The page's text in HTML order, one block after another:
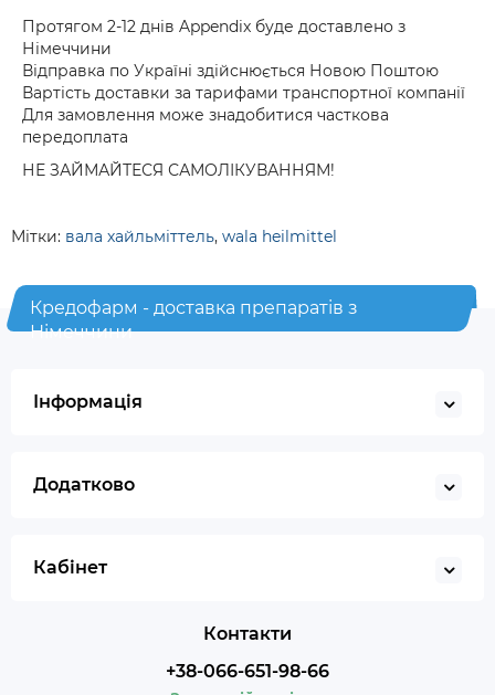
Протягом 2-12 днів Appendix буде доставлено з
Німеччини
Відправка по Україні здійснюється Новою Поштою
Вартість доставки за тарифами транспортної компанії
Для замовлення може знадобитися часткова
передоплата
НЕ ЗАЙМАЙТЕСЯ САМОЛІКУВАННЯМ!
Мітки: вала хайльміттель, wala heilmittel
Кредофарм - доставка препаратів з
Німеччини
Інформація
Додатково
Кабінет
Контакти
+38-066-651-98-66